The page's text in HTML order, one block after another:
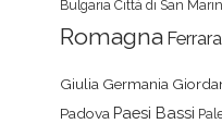
Bulgaria Città di San
Romagna Ferrara
Giulia Germania
Padova Paesi Bassi